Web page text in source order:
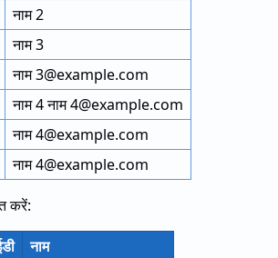
नाम 2
नाम 3
नाम 3@example.com
नाम 4 नाम 4@example.com
नाम 4@example.com
नाम 4@example.com
करें:
नाम